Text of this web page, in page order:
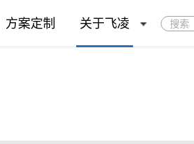
方案定制 关于飞凌